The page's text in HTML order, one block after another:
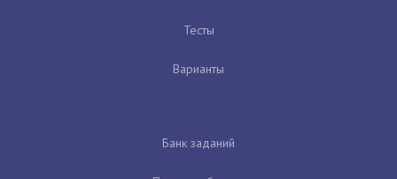
Тесты
Варианты
Банк заданий